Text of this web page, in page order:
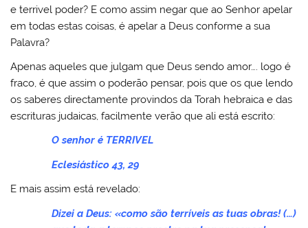
e terrivel poder? E como assim negar que ao Senhor apelar
em todas estas coisas, é apelar a Deus conforme a sua
Palavra?
Apenas aqueles que julgam que Deus sendo amor…. logo é
fraco, é que assim o poderão pensar, pois que os que lendo
os saberes directamente provindos da Torah hebraica e das
escrituras judaicas, facilmente verão que ali está escrito:
O senhor é TERRIVEL
Eclesiástico 43, 29
E mais assim está revelado:
Dizei a Deus: «como são terríveis as tuas obras! (…)